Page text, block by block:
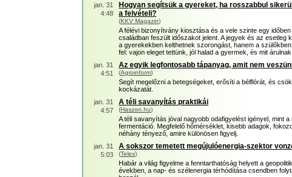
jan. 31
4:48
Hogyan segítsük a gyereket, ha rosszabbul
a felvételi?
(KKV Magazin)
A félévi bizonyítvány kiosztása és a vele szinte egy
családban feszült időszakot jelent. A jegyek és az esetleg
a gyerekekben kelthetnek szorongást, hanem a
fel: vajon eleget tettünk, jól halad a gyermek, és mit
jan. 31
4:51
Az egyik legfontosabb tápanyag, amit nem
(Agroinform)
Segít megelőzni a betegségeket, erősíti a bélflórát, és
kockázatát.
jan. 31
4:57
A téli savanyítás praktikái
(Haszon.hu)
A téli savanyítás jóval nagyobb odafigyelést igényel, mint
fermentáció. Megfelelő hőmérséklet, kisebb adagok,
néhány tényező, amire különösen figyelj.
jan. 31
5:03
A sokszor temetett megújulóenergia-szektor
(Telex)
Habár a világ figyelme a fenntarthatóság helyett a
években, a nap- és szélenergia térhódítása csendben